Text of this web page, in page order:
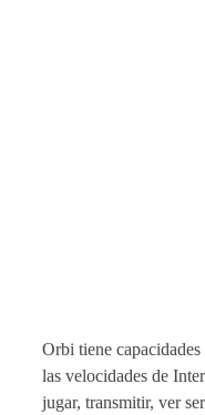
Orbi tiene
las velocidades de
jugar, transmitir, ver